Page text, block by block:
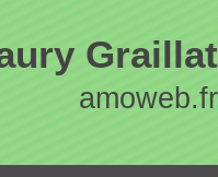
Graillat
amoweb.fr